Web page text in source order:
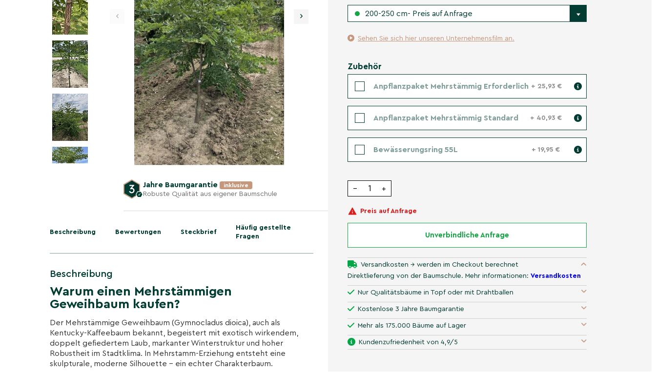
‹ ›
Jahre Baumgarantie inklusive
Robuste Qualität aus eigener Baumschule
Beschreibung Bewertungen Steckbrief
Häufig gestellte
Fragen
Beschreibung
Warum einen Mehrstämmigen
Geweihbaum kaufen?
Der Mehrstämmige Geweihbaum (Gymnocladus dioica), auch als
Kentucky-Kaffeebaum bekannt, begeistert mit exotisch wirkendem,
doppelt gefiedertem Laub, markanter Winterstruktur und hoher
Robustheit im Stadtklima. In Mehrstamm-Erziehung entsteht eine
skulpturale, moderne Silhouette – ein echter Charakterbaum.
200-250 cm- Preis auf Anfrage
Sehen Sie sich hier unseren Unternehmensfilm an.
Zubehör
Anpflanzpaket Mehrstämmig Erforderlich + 25,93 €
Anpflanzpaket Mehrstämmig Standard + 40,93 €
Bewässerungsring 55L + 19,95 €
− +
Preis auf Anfrage
Unverbindliche Anfrage
Versandkosten → werden im Checkout berechnet
Direktlieferung von der Baumschule. Mehr informationen: Versandkosten
Nur Qualitätsbäume in Topf oder mit Drahtballen
Kostenlose 3 Jahre Baumgarantie
Mehr als 175.000 Bäume auf Lager
Kundenzufriedenheit von 4,9/5